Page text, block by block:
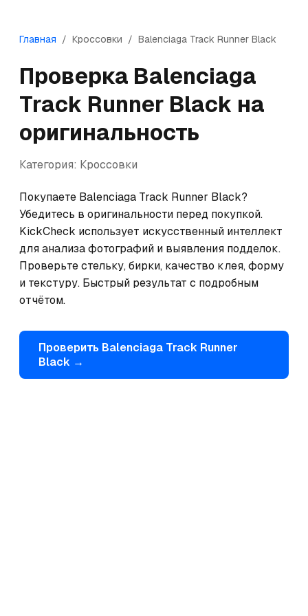
Главная / Кроссовки / Balenciaga Track Runner Black
Проверка Balenciaga
Track Runner Black на
оригинальность
Категория: Кроссовки
Покупаете Balenciaga Track Runner Black?
Убедитесь в оригинальности перед покупкой.
KickCheck использует искусственный интеллект
для анализа фотографий и выявления подделок.
Проверьте стельку, бирки, качество клея, форму
и текстуру. Быстрый результат с подробным
отчётом.
Проверить Balenciaga Track Runner
Black →